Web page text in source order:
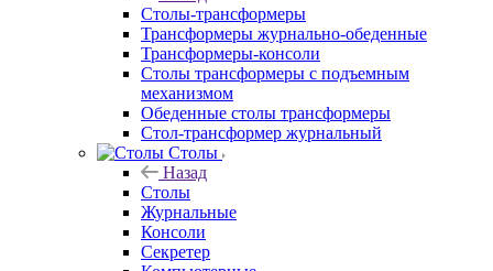
Столы-трансформеры
Трансформеры журнально-обеденные
Трансформеры-консоли
Столы трансформеры с подъемным
механизмом
Обеденные столы трансформеры
Стол-трансформер журнальный
Столы
Назад
Столы
Журнальные
Консоли
Секретер